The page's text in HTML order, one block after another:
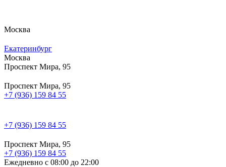
Москва
Екатеринбург
Москва
Проспект Мира, 95
Проспект Мира, 95
+7 (936) 159 84 55
+7 (936) 159 84 55
Проспект Мира, 95
+7 (936) 159 84 55
Ежедневно с 08:00 до 22:00